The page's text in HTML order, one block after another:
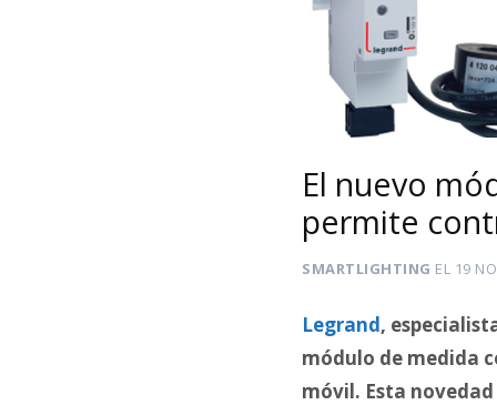
El nuevo
permite
SMARTLIGHTING EL 19
Legrand,
módulo de medida
móvil. Esta